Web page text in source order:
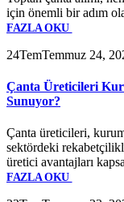
için önemli bir adım
FAZLA OKU
24TemTemmuz 24,
Çanta Üreticileri
Sunuyor?
Çanta üreticileri,
sektördeki
üretici avantajları
FAZLA OKU